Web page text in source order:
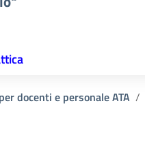
docenti e personale ATA